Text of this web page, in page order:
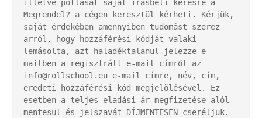
illetve pótlását saját írásbeli kérésre a
Megrendel? a cégen keresztül kérheti. Kérjük,
saját érdekében amennyiben tudomást szerez
arról, hogy hozzáférési kódját valaki
lemásolta, azt haladéktalanul jelezze e-
mailben a regisztrált e-mail címről az
info@rollschool.eu e-mail címre, név, cím,
eredeti hozzáférési kód megjelölésével. Ez
esetben a teljes eladási ár megfizetése alól
mentesül és jelszavát DÍJMENTESEN cseréljük.